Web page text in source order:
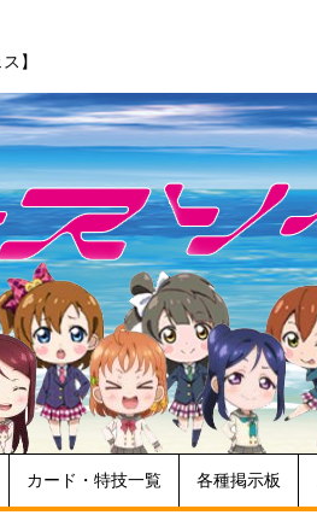
】
カード・特技一覧 各種掲示板